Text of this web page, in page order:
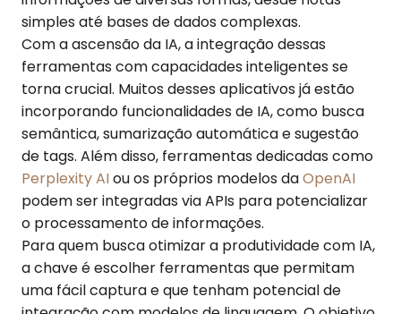
simples até bases de dados complexas.
Com a ascensão da IA, a integração dessas
ferramentas com capacidades inteligentes se
torna crucial. Muitos desses aplicativos já estão
incorporando funcionalidades de IA, como busca
semântica, sumarização automática e sugestão
de tags. Além disso, ferramentas dedicadas como
Perplexity AIou os próprios modelos daOpenAI
podem ser integradas via APIs para potencializar
o processamento de informações.
Para quem busca otimizar a produtividade com IA,
a chave é escolher ferramentas que permitam
uma fácil captura e que tenham potencial de